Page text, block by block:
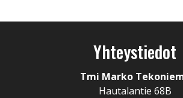
Yhteystiedot
Tmi Marko
Hautalantie 68B